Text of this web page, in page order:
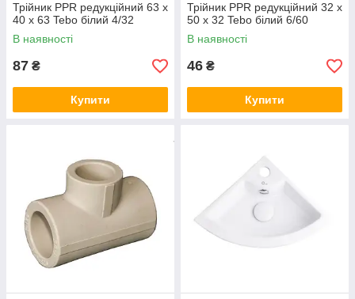
Трійник PPR редукційний 63 х
40 х 63 Tebo білий 4/32
В наявності
87 ₴
Купити
Трійник PPR редукційний 32 х
50 х 32 Tebo білий 6/60
В наявності
46 ₴
Купити